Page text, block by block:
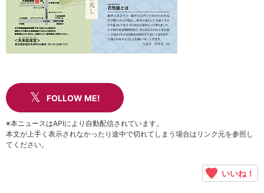
FOLLOW ME!
※本ニュースはAPIにより自動配信されています。
本文が上手く表示されなかったり途中で切れてしまう場合はリンク元を参照し
てください。
いいね！